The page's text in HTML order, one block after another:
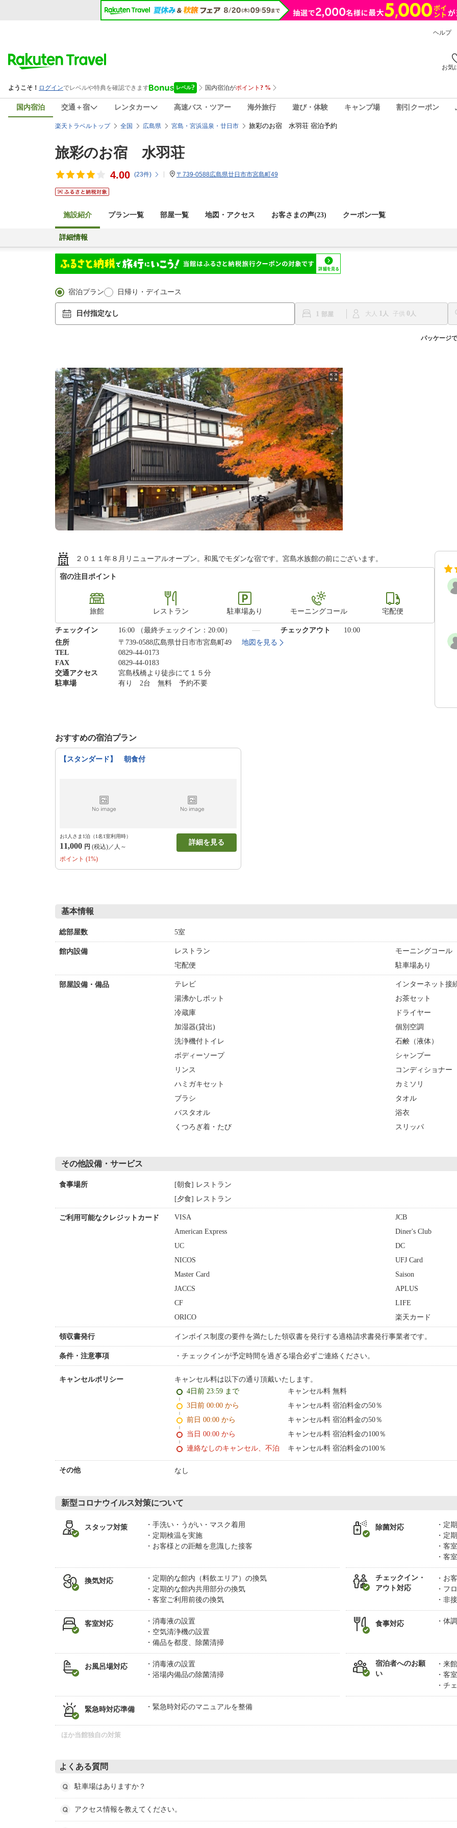
ヘルプ
お気
国内宿泊 交通＋宿 レンタカー 高速バス・ツアー 海外旅行 遊び・体験 キャンプ場 割引クーポン
楽天トラベルトップ 全国 広島県 宮島・宮浜温泉・廿日市 旅彩のお宿 水羽荘 宿泊予約
旅彩のお宿 水羽荘
4.00 (23件) 〒739-0588広島県廿日市市宮島町49
施設紹介 プラン一覧 部屋一覧 地図・アクセス お客さまの声(23) クーポン一覧
詳細情報
宿泊プラン 日帰り・デイユース
日付指定なし 1 大人 1 子供 0
パッケージ
２０１１年８月リニューアルオープン。和風でモダンな宿です。宮島水族館の前にございます。
宿の注目ポイント
旅館 レストラン 駐車場あり モーニングコール 宅配便
チェックイン 16:00 （最終チェックイン：20:00） チェックアウト
10:00
住所
〒739-0588広島県廿日市市宮島町49
地図を見る
TEL
0829-44-0173
FAX
0829-44-0183
交通アクセス
宮島桟橋より徒歩にて１５分
駐車場
有り 2台 無料 予約不要
おすすめの宿泊プラン
【スタンダード】 朝食付
お1人さま1泊（1名1室利用時）
11,000 円 (税込)／人～
詳細を見る
ポイント (1%)
基本情報
総部屋数 5室
館内設備 レストラン
モーニングコール
宅配便
駐車場あり
部屋設備・備品 テレビ
インターネット接
湯沸かしポット
お茶セット
冷蔵庫
ドライヤー
加湿器(貸出)
個別空調
洗浄機付トイレ
石鹸（液体）
ボディーソープ
シャンプー
リンス
コンディショナー
ハミガキセット
カミソリ
ブラシ
タオル
バスタオル
浴衣
くつろぎ着・たび
スリッパ
その他設備・サービス
食事場所
[朝食] レストラン
[夕食] レストラン
ご利用可能なクレジットカード VISA
JCB
American Express
Diner's Club
UC
DC
NICOS
UFJ Card
Master Card
Saison
JACCS
APLUS
CF
LIFE
ORICO
楽天カード
領収書発行 インボイス制度の要件を満たした領収書を発行する適格請求書発行事業者です。
条件・注意事項 チェックインが予定時間を過ぎる場合必ずご連絡ください。
キャンセルポリシー キャンセル料は以下の通り頂戴いたします。
4日前 23:59 まで
キャンセル料 無料
3日前 00:00 から
キャンセル料 宿泊料金の50％
前日 00:00 から
キャンセル料 宿泊料金の50％
当日 00:00 から
キャンセル料 宿泊料金の100％
連絡なしのキャンセル、不泊
キャンセル料 宿泊料金の100％
その他 なし
新型コロナウイルス対策について
スタッフ対策
手洗い・うがい・マスク着用
定期検温を実施
お客様との距離を意識した接客
除菌対応
定
定
客
客
換気対応
定期的な館内（料飲エリア）の換気
定期的な館内共用部分の換気
客室ご利用前後の換気
チェックイン・
アウト対応
お
フ
非
客室対応
消毒液の設置
空気清浄機の設置
備品を都度、除菌清掃
食事対応 体
お風呂場対応
消毒液の設置
浴場内備品の除菌清掃
宿泊者へのお願
い
来
客
チ
緊急時対応準備 緊急時対応のマニュアルを整備
ほか当館独自の対策
よくある質問
駐車場はありますか？
アクセス情報を教えてください。